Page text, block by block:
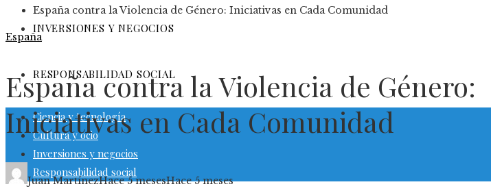
INVERSIONES Y NEGOCIOS
RESPONSABILIDAD SOCIAL
Ciencia y tecnología
Cultura y ocio
Inversiones y negocios
Responsabilidad social
España contra la Violencia de Género: Iniciativas en Cada Comunidad
España
España contra la Violencia de Género:
Iniciativas en Cada Comunidad
Juan MartínezHace 5 mesesHace 5 meses